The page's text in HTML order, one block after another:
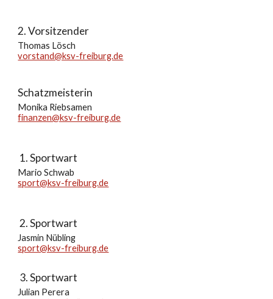
2. Vorsitzender
Thomas Lösch
vorstand@ksv-freiburg.de
Schatzmeisterin
Monika Riebsamen
finanzen@ksv-freiburg.de
Sportwart
Mario Schwab
sport@ksv-freiburg.de
Sportwart
Jasmin Nübling
sport@ksv-freiburg.de
Sportwart
Julian Perera